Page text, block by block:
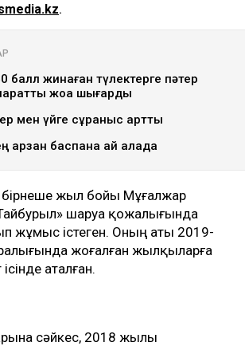
.
жинаған түлектерге пәтер
жоққа шығарды
мен үйге сұраныс артты
арзан баспана қай қалада
бірнеше жыл бойы Мұғалжар
шаруа қожалығында
жұмыс істеген. Оның аты 2019-
жоғалған жылқыларға
аталған.
сәйкес, 2018 жылы